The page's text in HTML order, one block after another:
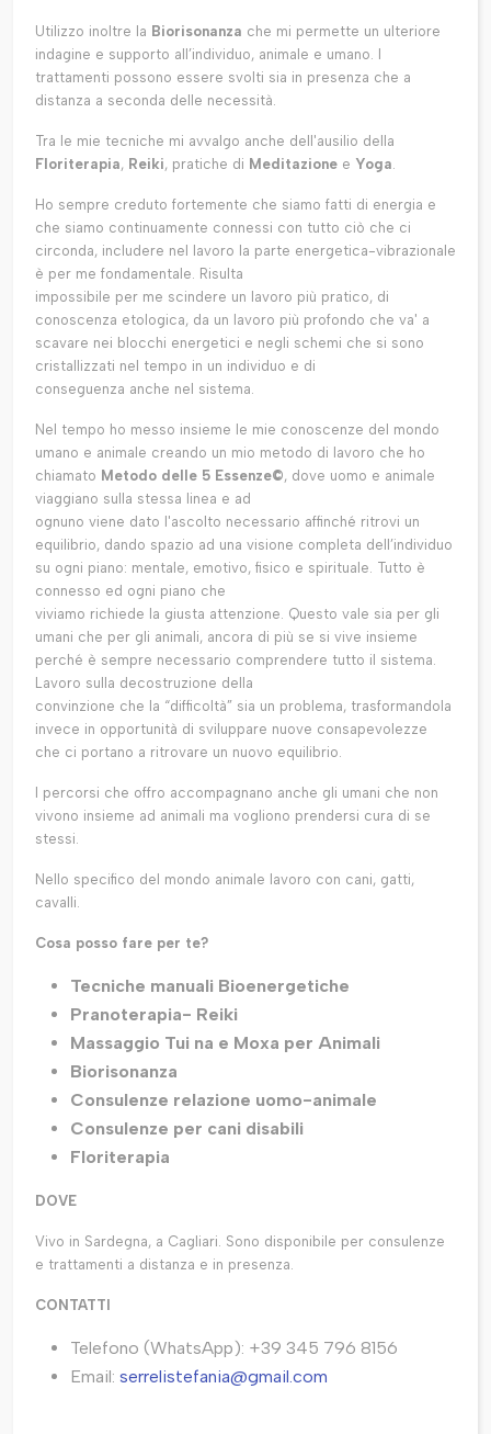
Utilizzo inoltre la Biorisonanza che mi permette un ulteriore
indagine e supporto all’individuo, animale e umano. I
trattamenti possono essere svolti sia in presenza che a
distanza a seconda delle necessità.
Tra le mie tecniche mi avvalgo anche dell'ausilio della
Floriterapia, Reiki, pratiche di Meditazione e Yoga.
Ho sempre creduto fortemente che siamo fatti di energia e
che siamo continuamente connessi con tutto ciò che ci
circonda, includere nel lavoro la parte energetica-vibrazionale
è per me fondamentale. Risulta
impossibile per me scindere un lavoro più pratico, di
conoscenza etologica, da un lavoro più profondo che va' a
scavare nei blocchi energetici e negli schemi che si sono
cristallizzati nel tempo in un individuo e di
conseguenza anche nel sistema.
Nel tempo ho messo insieme le mie conoscenze del mondo
umano e animale creando un mio metodo di lavoro che ho
chiamato Metodo delle 5 Essenze©, dove uomo e animale
viaggiano sulla stessa linea e ad
ognuno viene dato l'ascolto necessario affinché ritrovi un
equilibrio, dando spazio ad una visione completa dell’individuo
su ogni piano: mentale, emotivo, fisico e spirituale. Tutto è
connesso ed ogni piano che
viviamo richiede la giusta attenzione. Questo vale sia per gli
umani che per gli animali, ancora di più se si vive insieme
perché è sempre necessario comprendere tutto il sistema.
Lavoro sulla decostruzione della
convinzione che la “difficoltà” sia un problema, trasformandola
invece in opportunità di sviluppare nuove consapevolezze
che ci portano a ritrovare un nuovo equilibrio.
I percorsi che offro accompagnano anche gli umani che non
vivono insieme ad animali ma vogliono prendersi cura di se
stessi.
Nello specifico del mondo animale lavoro con cani, gatti,
cavalli.
Cosa posso fare per te?
Tecniche manuali Bioenergetiche
Pranoterapia- Reiki
Massaggio Tui na e Moxa per Animali
Biorisonanza
Consulenze relazione uomo-animale
Consulenze per cani disabili
Floriterapia
DOVE
Vivo in Sardegna, a Cagliari. Sono disponibile per consulenze
e trattamenti a distanza e in presenza.
CONTATTI
Telefono (WhatsApp): +39 345 796 8156
Email: serrelistefania@gmail.com